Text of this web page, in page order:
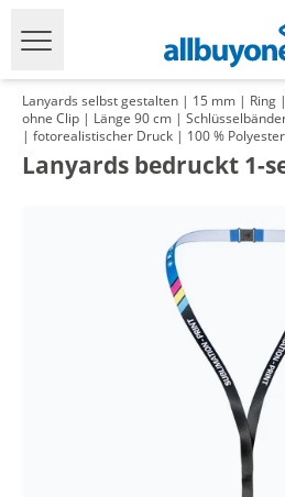
Lanyards selbst gestalten | 15 mm | Ring
ohne Clip | Länge 90 cm |
| fotorealistischer Druck | 100 % Polyester
Lanyards bedruckt 1-
Preis
109,96 €*
105,91 €
101,98 €